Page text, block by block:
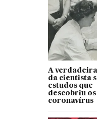
A
da cientista
estudos que
descobriu os
coronavírus